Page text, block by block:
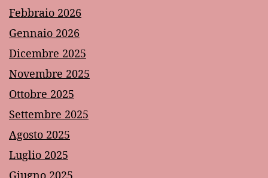
Febbraio 2026
Gennaio 2026
Dicembre 2025
Novembre 2025
Ottobre 2025
Settembre 2025
Agosto 2025
Luglio 2025
Giugno 2025